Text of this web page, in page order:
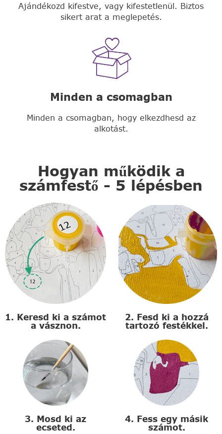
Ajándékozd kifestve, vagy kifestetlenül. Biztos
sikert arat a meglepetés.
Minden a csomagban
Minden a csomagban, hogy elkezdhesd az
alkotást.
Hogyan működik a
számfestő - 5 lépésben
1. Keresd ki a számot
a vásznon.
2. Fesd ki a hozzá
tartozó festékkel.
3. Mosd ki az
ecseted.
4. Fess egy másik
számot.